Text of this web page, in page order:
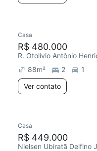
Casa
R$ 480.000
R. Otolívio Antônio
88m² 2
1
Ver contato
Casa
R$ 449.000
Nielsen Ubiratã Delfino